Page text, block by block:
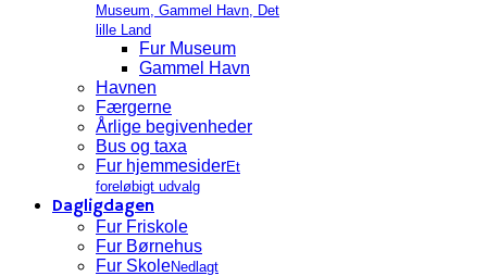
Museum, Gammel Havn, Det
lille Land
Fur Museum
Gammel Havn
Havnen
Færgerne
Årlige begivenheder
Bus og taxa
Fur hjemmesiderEt
foreløbigt udvalg
Dagligdagen
Fur Friskole
Fur Børnehus
Fur SkoleNedlagt